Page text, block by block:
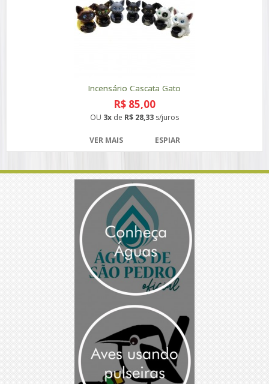
Incensário Cascata Gato
R$ 85,00
OU 3x de R$ 28,33 s/juros
VER MAIS ESPIAR